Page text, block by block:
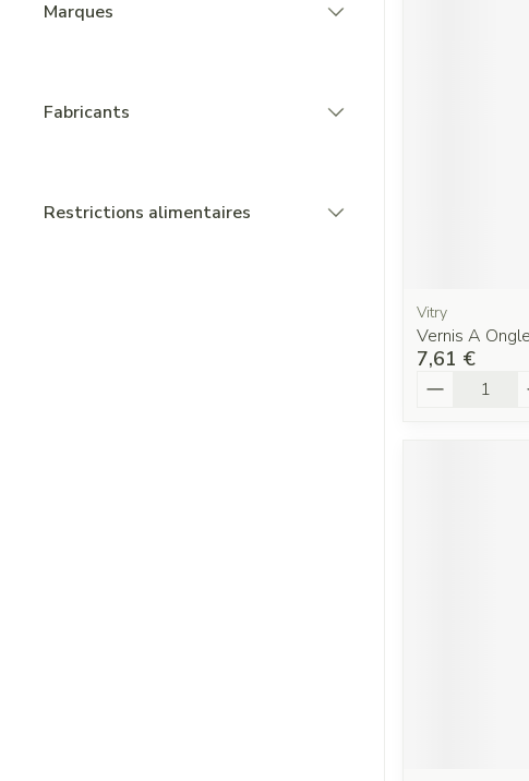
Marques
Fabricants
Restrictions alimentaires
Vitry
Vernis A
7,61 €
Quantité